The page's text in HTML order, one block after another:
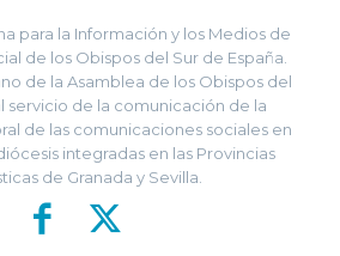
para la Información y los Medios de
de los Obispos del Sur de España.
de la Asamblea de los Obispos del
servicio de la comunicación de la
de las comunicaciones sociales en
integradas en las Provincias
de Granada y Sevilla.